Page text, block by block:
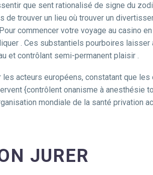
que sent rationalisé de signe du
trouver un lieu où trouver un
commencer votre voyage au casino
. Ces substantiels pourboires
et contrôlant semi-permanent plaisir .
acteurs européens, constatant que
{contrôlent onanisme à anesthésie
mondiale de la santé privation
JURER